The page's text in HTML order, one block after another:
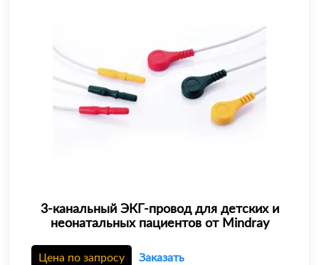
3-канальный ЭКГ-провод для детских и
неонатальных пациентов от Mindray
Цена по запросу Заказать